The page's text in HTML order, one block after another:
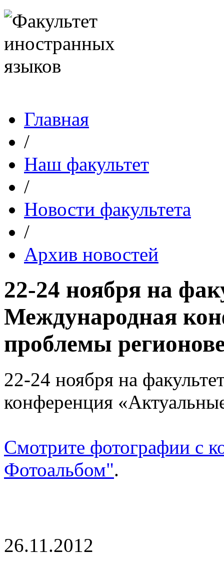
Главная
/
Наш факультет
/
Новости факультета
/
Архив новостей
22-24 ноября на
Международная
проблемы
22-24 ноября на
конференция
Смотрите фотографии с
Фотоальбом".
26.11.2012